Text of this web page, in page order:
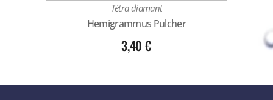
Tétra diamant
Hemigrammus Pulcher
3,40€